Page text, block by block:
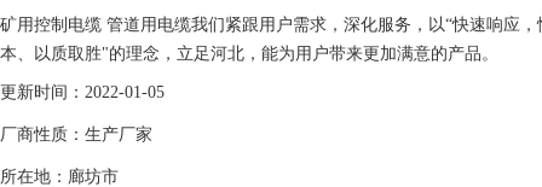
矿用控制电缆 管道用电缆我们紧跟用户需求，深化服务，以“快速响应
本、以质取胜"的理念，立足河北，能为用户带来更加满意的产品。
更新时间：2022-01-05
厂商性质：生产厂家
所在地：廊坊市